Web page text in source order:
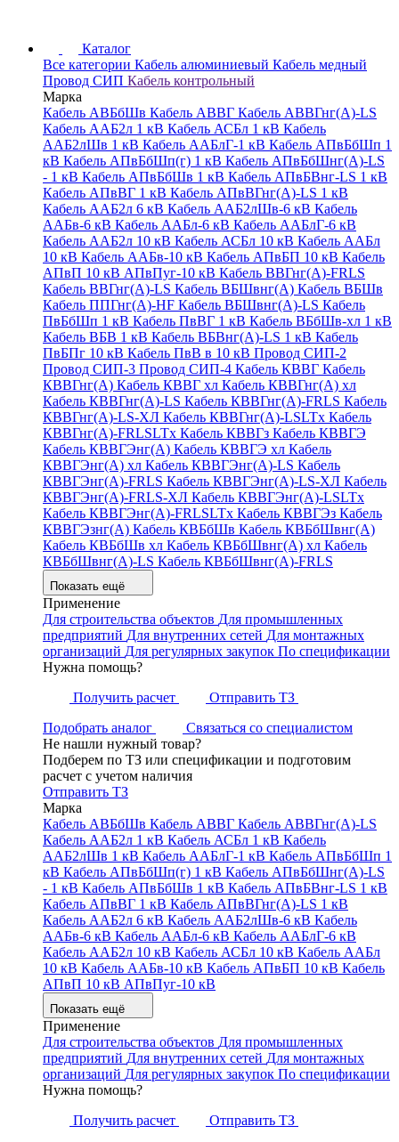
Каталог
Все категории Кабель алюминиевый Кабель медный
Провод СИП Кабель контрольный
Марка
Кабель АВБбШв Кабель АВВГ Кабель АВВГнг(А)-LS
Кабель ААБ2л 1 кВ Кабель АСБл 1 кВ Кабель
ААБ2лШв 1 кВ Кабель ААБлГ-1 кВ Кабель АПвБбШп 1
кВ Кабель АПвБбШп(г) 1 кВ Кабель АПвБбШнг(А)-LS
- 1 кВ Кабель АПвБбШв 1 кВ Кабель АПвБВнг-LS 1 кВ
Кабель АПвВГ 1 кВ Кабель АПвВГнг(А)-LS 1 кВ
Кабель ААБ2л 6 кВ Кабель ААБ2лШв-6 кВ Кабель
ААБв-6 кВ Кабель ААБл-6 кВ Кабель ААБлГ-6 кВ
Кабель ААБ2л 10 кВ Кабель АСБл 10 кВ Кабель ААБл
10 кВ Кабель ААБв-10 кВ Кабель АПвБП 10 кВ Кабель
АПвП 10 кВ АПвПуг-10 кВ Кабель ВВГнг(А)-FRLS
Кабель ВВГнг(А)-LS Кабель ВБШвнг(А) Кабель ВБШв
Кабель ППГнг(А)-HF Кабель ВБШвнг(А)-LS Кабель
ПвБбШп 1 кВ Кабель ПвВГ 1 кВ Кабель ВБбШв-хл 1 кВ
Кабель ВБВ 1 кВ Кабель ВБВнг(А)-LS 1 кВ Кабель
ПвБПг 10 кВ Кабель ПвВ в 10 кВ Провод СИП-2
Провод СИП-3 Провод СИП-4 Кабель КВВГ Кабель
КВВГнг(А) Кабель КВВГ хл Кабель КВВГнг(А) хл
Кабель КВВГнг(А)-LS Кабель КВВГнг(А)-FRLS Кабель
КВВГнг(А)-LS-ХЛ Кабель КВВГнг(А)-LSLTx Кабель
КВВГнг(А)-FRLSLTx Кабель КВВГз Кабель КВВГЭ
Кабель КВВГЭнг(А) Кабель КВВГЭ хл Кабель
КВВГЭнг(А) хл Кабель КВВГЭнг(А)-LS Кабель
КВВГЭнг(А)-FRLS Кабель КВВГЭнг(А)-LS-ХЛ Кабель
КВВГЭнг(А)-FRLS-ХЛ Кабель КВВГЭнг(А)-LSLTx
Кабель КВВГЭнг(А)-FRLSLTx Кабель КВВГЭз Кабель
КВВГЭзнг(А) Кабель КВБбШв Кабель КВБбШвнг(А)
Кабель КВБбШв хл Кабель КВБбШвнг(А) хл Кабель
КВБбШвнг(А)-LS Кабель КВБбШвнг(А)-FRLS
Показать ещё
Применение
Для строительства объектов Для промышленных
предприятий Для внутренних сетей Для монтажных
организаций Для регулярных закупок По спецификации
Нужна помощь?
Получить расчет
Отправить ТЗ
Подобрать аналог
Связаться со специалистом
Не нашли нужный товар?
Подберем по ТЗ или спецификации и подготовим
расчет с учетом наличия
Отправить ТЗ
Марка
Кабель АВБбШв Кабель АВВГ Кабель АВВГнг(А)-LS
Кабель ААБ2л 1 кВ Кабель АСБл 1 кВ Кабель
ААБ2лШв 1 кВ Кабель ААБлГ-1 кВ Кабель АПвБбШп 1
кВ Кабель АПвБбШп(г) 1 кВ Кабель АПвБбШнг(А)-LS
- 1 кВ Кабель АПвБбШв 1 кВ Кабель АПвБВнг-LS 1 кВ
Кабель АПвВГ 1 кВ Кабель АПвВГнг(А)-LS 1 кВ
Кабель ААБ2л 6 кВ Кабель ААБ2лШв-6 кВ Кабель
ААБв-6 кВ Кабель ААБл-6 кВ Кабель ААБлГ-6 кВ
Кабель ААБ2л 10 кВ Кабель АСБл 10 кВ Кабель ААБл
10 кВ Кабель ААБв-10 кВ Кабель АПвБП 10 кВ Кабель
АПвП 10 кВ АПвПуг-10 кВ
Показать ещё
Применение
Для строительства объектов Для промышленных
предприятий Для внутренних сетей Для монтажных
организаций Для регулярных закупок По спецификации
Нужна помощь?
Получить расчет
Отправить ТЗ